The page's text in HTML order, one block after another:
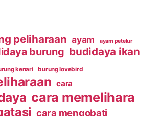
peliharaan ayam ayam petelur
burung budidaya ikan
kenari burung lovebird
cara
cara memelihara
cara mengobati